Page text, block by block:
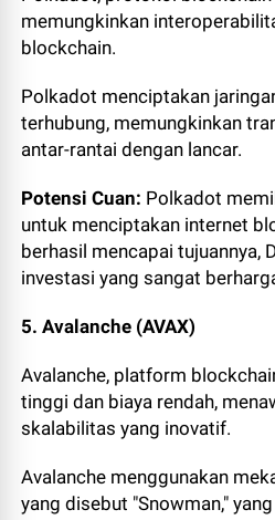
memungkinkan
blockchain.
Polkadot menciptakan
terhubung, memungkinkan
antar-rantai dengan lancar.
Potensi Cuan: Polkadot
untuk menciptakan internet
berhasil mencapai tujuannya,
investasi yang sangat
5. Avalanche (AVAX)
Avalanche, platform
tinggi dan biaya rendah,
skalabilitas yang inovatif.
Avalanche menggunakan
yang disebut "Snowman,"